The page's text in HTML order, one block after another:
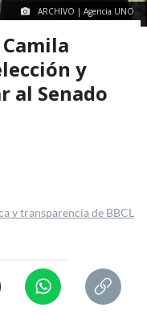
ARCHIVO | Agencia UNO
y
al Senado
y transparencia de BBCL